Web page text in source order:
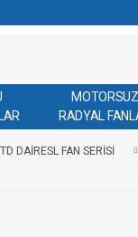
MOTORSUZ
RADYAL
DAİRESL FAN SERİSİ